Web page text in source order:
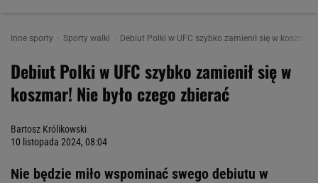
Inne sporty Sporty walki Debiut Polki w UFC szybko zamienił się w
Debiut Polki w UFC szybko zamienił się w
koszmar! Nie było czego zbierać
Bartosz Królikowski
10 listopada 2024, 08:04
Nie będzie miło wspominać swego debiutu w